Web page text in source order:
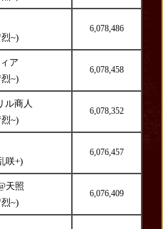
~)
6,078,486
ア
~)
6,078,458
ル商人
~)
6,078,352
咲+)
6,076,457
天照
~)
6,076,409